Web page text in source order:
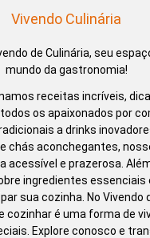
Vivendo Culinária
de Culinária, seu
mundo da gastronomia!
receitas incríveis,
os apaixonados por
a drinks
chás aconchegantes,
acessível e prazerosa.
ingredientes essenciais
sua cozinha. No Vivendo
cozinhar é uma forma de
Explore conosco e